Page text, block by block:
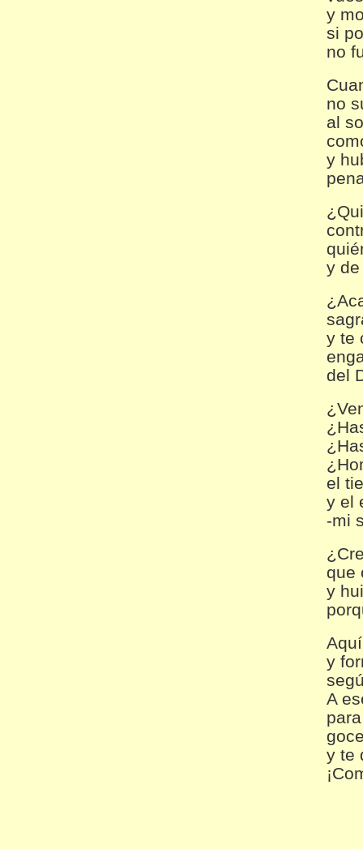
y
si
no
no
al
y
y
y te
del
el
y el
-mi
que
y
y
A
y te